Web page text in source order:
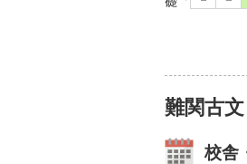
難関古文
校舎